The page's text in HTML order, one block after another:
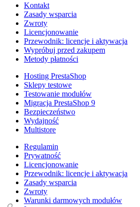
Kontakt
Zasady wsparcia
Zwroty
Licencjonowanie
Przewodnik: licencje i aktywacja
Wypróbuj przed zakupem
Metody płatności
Hosting PrestaShop
Sklepy testowe
Testowanie modułów
Migracja PrestaShop 9
Bezpieczeństwo
Wydajność
Multistore
Regulamin
Prywatność
Licencjonowanie
Przewodnik: licencje i aktywacja
Zasady wsparcia
Zwroty
Warunki darmowych modułów